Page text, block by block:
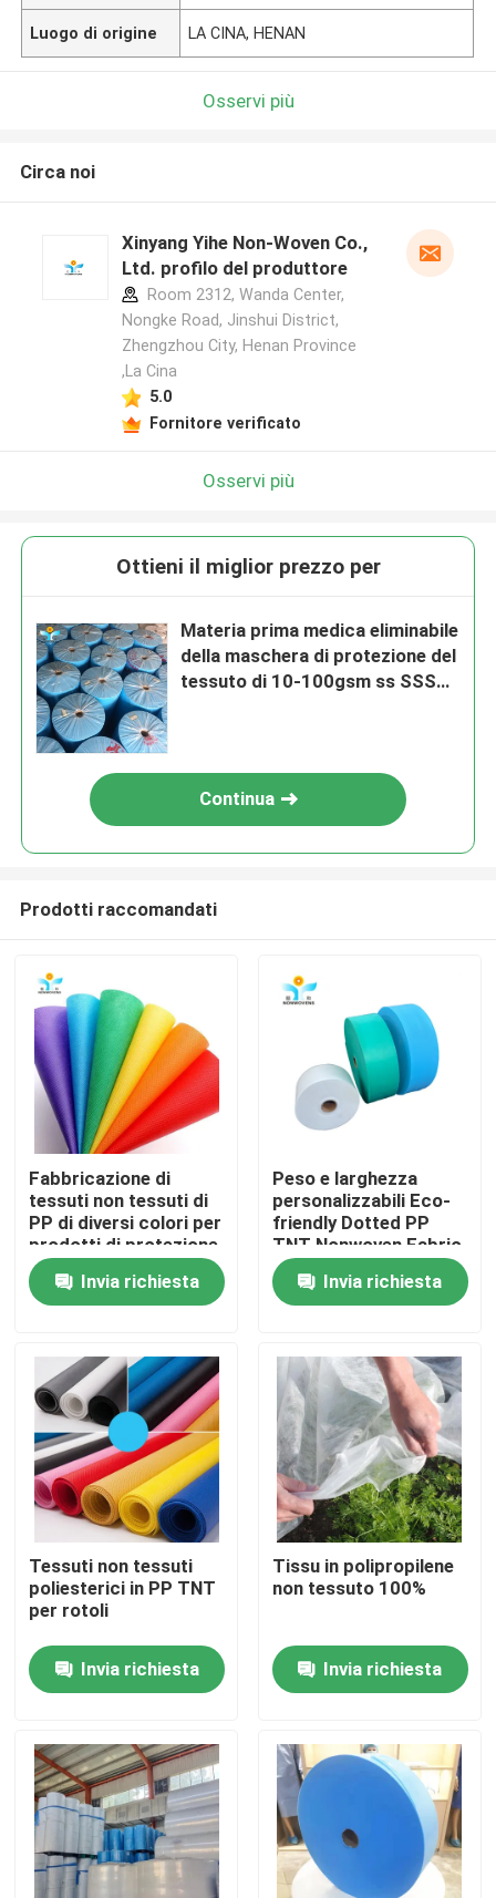
Casa
Circa noi
Giro della fabbrica
Controllo di qualità
Contattici
Richieda una citazione
Usura protettiva eliminabile
Vestiti protettivi eliminabili
Tuta protettiva eliminabile
Luogo di origine LA CINA, HENAN
Osservi più
Circa noi
Xinyang Yihe Non-Woven Co.,
Ltd. profilo del produttore
Room 2312, Wanda Center,
Nongke Road, Jinshui District,
Zhengzhou City, Henan Province
,La Cina
5.0
Fornitore verificato
Osservi più
Ottieni il miglior prezzo per
Materia prima medica eliminabile
della maschera di protezione del
tessuto di 10-100gsm ss SSS
Continua
Prodotti raccomandati
Fabbricazione di
tessuti non tessuti di
PP di diversi colori per
prodotti di protezione
monouso
Invia richiesta
Peso e larghezza
personalizzabili Eco-
friendly Dotted PP
TNT Nonwoven Fabric
Roll
Invia richiesta
Tessuti non tessuti
poliesterici in PP TNT
per rotoli
Invia richiesta
Tissu in polipropilene
non tessuto 100%
Invia richiesta